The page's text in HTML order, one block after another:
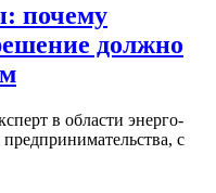
почему
должно
в области энерго-
с